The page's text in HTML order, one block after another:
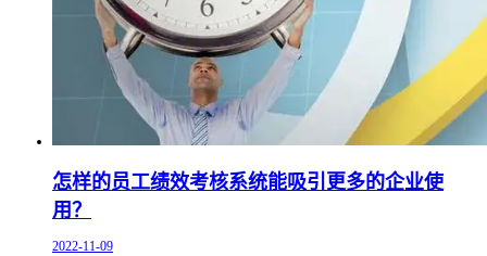
怎样的员工绩效考核系统能吸引更多的企业使
用？
2022-11-09